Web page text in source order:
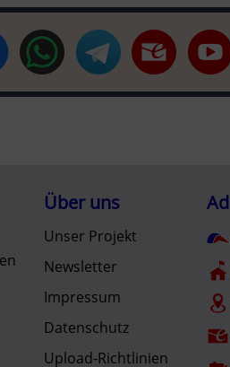
Über uns
Unser Projekt
Newsletter
Impressum
Datenschutz
Upload-Richtlinien